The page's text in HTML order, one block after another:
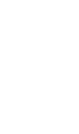
הכביש או
וחביחס לכלים
אותו כיול
מרוסן לגמרי עם
הנשיכה